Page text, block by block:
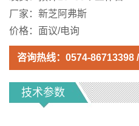
厂家：新芝阿弗斯
价格：面议/电询
咨询热线： 0574-86713398 /
技术参数